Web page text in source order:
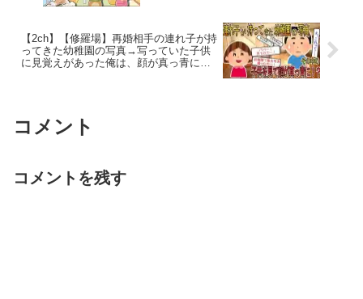
【2ch】【修羅場】再婚相手の連れ子が持
ってきた幼稚園の写真→写っていた子供
に見覚えがあった俺は、顔が真っ青にな
コメント
コメントを残す